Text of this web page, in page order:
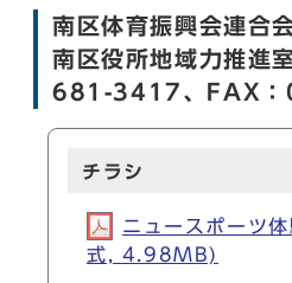
南区体育振興会連合
南区役所地域力推
681-3417、FAX
チラシ
ニュースポーツ
式, 4.98MB)